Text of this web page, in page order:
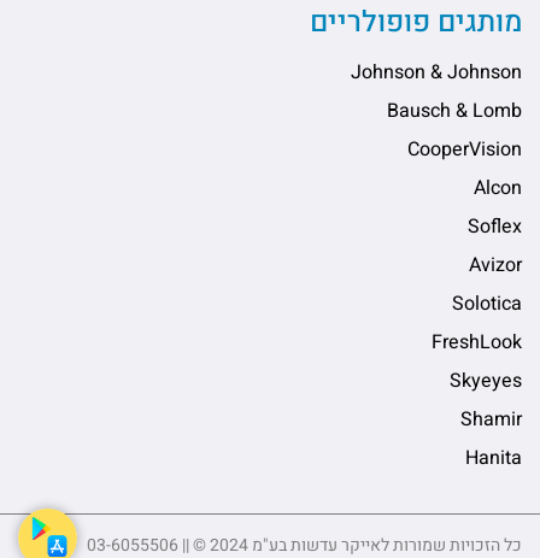
מותגים פופולריים
Johnson & Johnson
Bausch & Lomb
CooperVision
Alcon
Soflex
Avizor
Solotica
FreshLook
Skyeyes
Shamir
Hanita
כל הזכויות שמורות לאייקר עדשות בע"מ 2024 © || 03-6055506